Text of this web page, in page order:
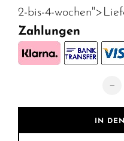
2-bis-4-
Zahlungen
IN